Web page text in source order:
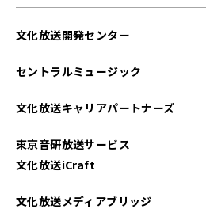
文化放送開発センター
セントラルミュージック
文化放送キャリアパートナーズ
東京音研放送サービス
文化放送iCraft
文化放送メディアブリッジ